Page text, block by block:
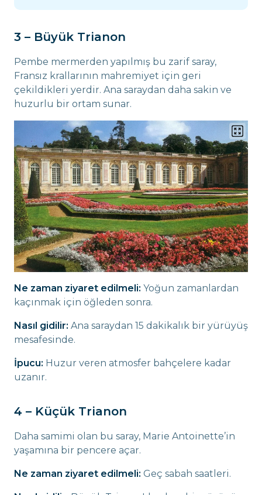
3 – Büyük Trianon
Pembe mermerden yapılmış bu zarif saray,
Fransız krallarının mahremiyet için geri
çekildikleri yerdir. Ana saraydan daha sakin ve
huzurlu bir ortam sunar.
Ne zaman ziyaret edilmeli: Yoğun zamanlardan
kaçınmak için öğleden sonra.
Nasıl gidilir: Ana saraydan 15 dakikalık bir yürüyüş
mesafesinde.
İpucu: Huzur veren atmosfer bahçelere kadar
uzanır.
4 – Küçük Trianon
Daha samimi olan bu saray, Marie Antoinette’in
yaşamına bir pencere açar.
Ne zaman ziyaret edilmeli: Geç sabah saatleri.